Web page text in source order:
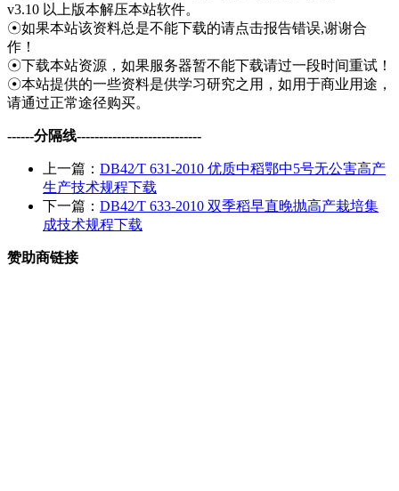
v3.10 以上版本解压本站软件。
☉如果本站该资料总是不能下载的请点击报告错误,谢谢合
作！
☉下载本站资源，如果服务器暂不能下载请过一段时间重试！
☉本站提供的一些资料是供学习研究之用，如用于商业用途，
请通过正常途径购买。
------分隔线----------------------------
上一篇： DB42∕T 631-2010 优质中稻鄂中5号无公害高产
生产技术规程下载
下一篇： DB42∕T 633-2010 双季稻早直晚抛高产栽培集
成技术规程下载
赞助商链接